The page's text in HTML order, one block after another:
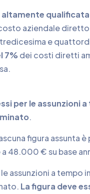
altamente qualificata
aziendale
e
7% dei costi diretti
per le assunzioni
.
figura assunta
48.000 € su base
assunzioni a tempo
La figura deve